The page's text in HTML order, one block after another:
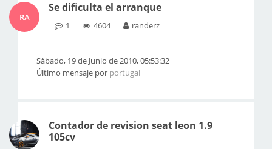
RA
Se dificulta el arranque
1 4604 randerz
Sábado, 19 de Junio de 2010, 05:53:32
Último mensaje por portugal
Contador de revision seat leon 1.9
105cv